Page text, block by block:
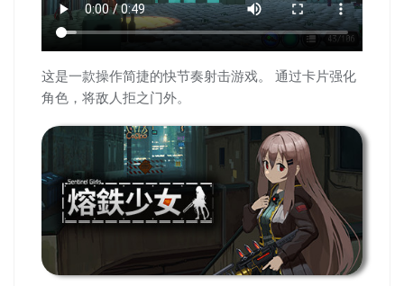
这是一款操作简捷的快节奏射击游戏。 通过卡片强化
角色，将敌人拒之门外。